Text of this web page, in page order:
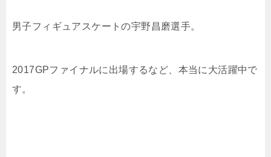
男子フィギュアスケートの宇野昌磨選手。
2017GPファイナルに出場するなど、本当に大活躍中で
す。